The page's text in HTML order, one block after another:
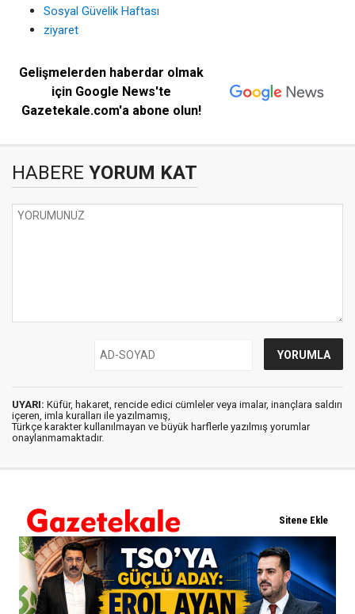
Sosyal Güvelik Haftası
ziyaret
Gelişmelerden haberdar olmak
için Google News'te
Gazetekale.com'a abone olun!
HABERE YORUM KAT
UYARI: Küfür, hakaret, rencide edici cümleler veya imalar, inançlara saldırı
içeren, imla kuralları ile yazılmamış,
Türkçe karakter kullanılmayan ve büyük harflerle yazılmış yorumlar
onaylanmamaktadır.